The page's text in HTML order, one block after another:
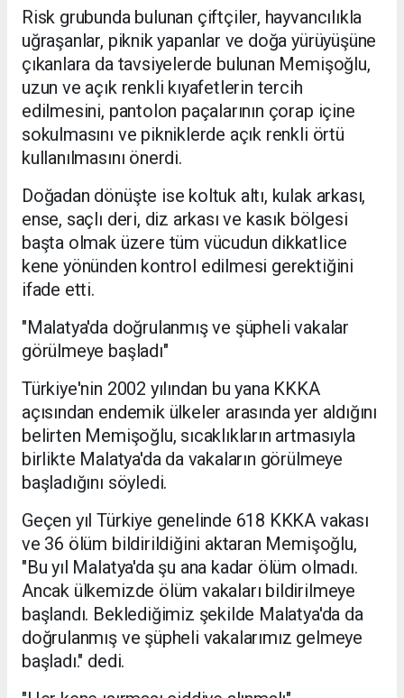
Risk grubunda bulunan çiftçiler, hayvancılıkla
uğraşanlar, piknik yapanlar ve doğa yürüyüşüne
çıkanlara da tavsiyelerde bulunan Memişoğlu,
uzun ve açık renkli kıyafetlerin tercih
edilmesini, pantolon paçalarının çorap içine
sokulmasını ve pikniklerde açık renkli örtü
kullanılmasını önerdi.
Doğadan dönüşte ise koltuk altı, kulak arkası,
ense, saçlı deri, diz arkası ve kasık bölgesi
başta olmak üzere tüm vücudun dikkatlice
kene yönünden kontrol edilmesi gerektiğini
ifade etti.
"Malatya'da doğrulanmış ve şüpheli vakalar
görülmeye başladı"
Türkiye'nin 2002 yılından bu yana KKKA
açısından endemik ülkeler arasında yer aldığını
belirten Memişoğlu, sıcaklıkların artmasıyla
birlikte Malatya'da da vakaların görülmeye
başladığını söyledi.
Geçen yıl Türkiye genelinde 618 KKKA vakası
ve 36 ölüm bildirildiğini aktaran Memişoğlu,
"Bu yıl Malatya'da şu ana kadar ölüm olmadı.
Ancak ülkemizde ölüm vakaları bildirilmeye
başlandı. Beklediğimiz şekilde Malatya'da da
doğrulanmış ve şüpheli vakalarımız gelmeye
başladı." dedi.